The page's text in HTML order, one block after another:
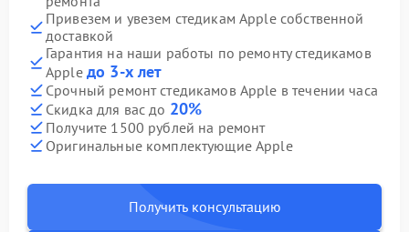
Привезем и увезем стедикам Apple собственной
доставкой
Гарантия на наши работы по ремонту стедикамов
Apple до 3-х лет
Срочный ремонт стедикамов Apple в течении часа
Скидка для вас до 20%
Получите 1500 рублей на ремонт
Оригинальные комплектующие Apple
Получить консультацию